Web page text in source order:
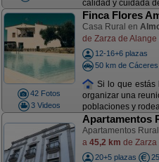
calidad y cuidada
42 Fotos
3 Videos
Finca Flores
Casa Rural en
de Zarza de Alange
12-16+6 plazas
50 km de Cáceres
Si lo que estás
organizar una
poblaciones y
Apartamentos
Apartamentos
a 45,2 km de Zarza
20+5 plazas